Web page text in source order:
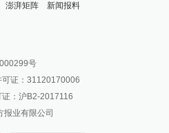
澎湃矩阵
公众号
抖音号
开放平台
新闻报料
号
证：31120170006
：沪B2-2017116
报业有限公司